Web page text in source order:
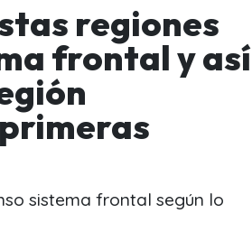
regiones
frontal y así
sistema frontal según lo